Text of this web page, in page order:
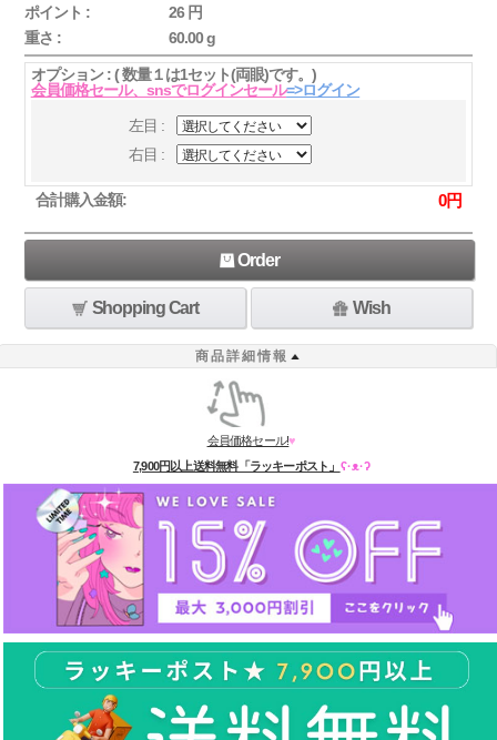
ポイント :
26 円
重さ :
60.00 g
オプション : ( 数量１は1セット(両眼)です。)
会員価格セール、snsでログインセール=>ログイン
左目 :
右目 :
合計購入金額: 0円
Order
Shopping Cart Wish
商品詳細情報
会員価格セール!♥
7,900円以上送料無料「ラッキーポスト」 ʕ·ᴥ·ʔ